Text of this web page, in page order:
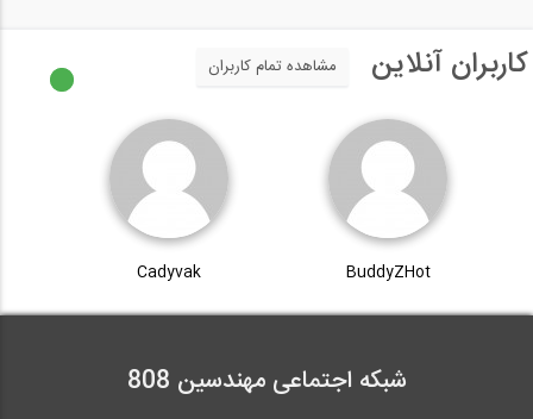
کاربران آنلاین مشاهده تمام کاربران
BuddyZHot
Cadyvak
شبکه اجتماعی مهندسین 808